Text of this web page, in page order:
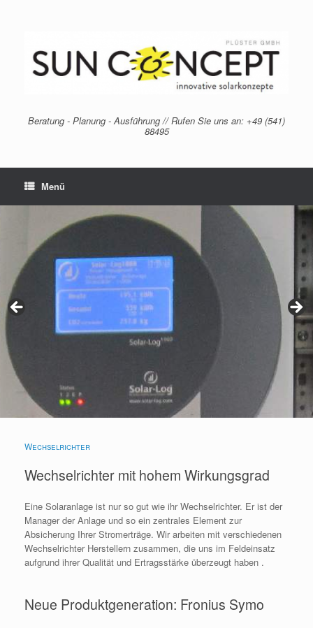
Beratung - Planung - Ausführung // Rufen Sie uns an: +49 (541)
88495
Menü
Wechselrichter
Wechselrichter mit hohem Wirkungsgrad
Eine Solaranlage ist nur so gut wie ihr Wechselrichter. Er ist der
Manager der Anlage und so ein zentrales Element zur
Absicherung Ihrer Stromerträge. Wir arbeiten mit verschiedenen
Wechselrichter Herstellern zusammen, die uns im Feldeinsatz
aufgrund ihrer Qualität und Ertragsstärke überzeugt haben .
Neue Produktgeneration: Fronius Symo